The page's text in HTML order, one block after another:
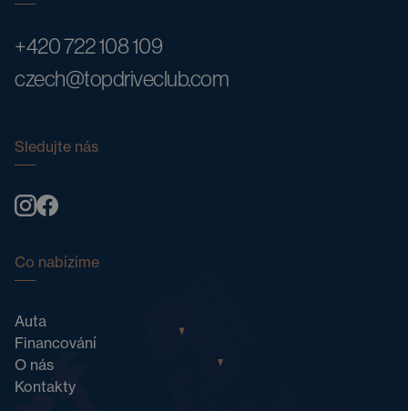
+420 722 108 109
czech@topdriveclub.com
Sledujte nás
Co nabízíme
Auta
Financování
O nás
Kontakty